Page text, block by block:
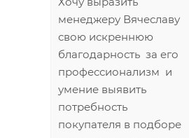
Отличный магазин, всё
есть
Александр
Хочу выразить
менеджеру Вячеславу